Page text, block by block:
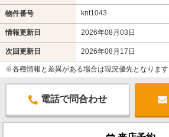
物件番号 knt1043
情報更新日 2026年08月03日
次回更新日 2026年08月17日
※各種情報と差異がある場合は現況優先となります
電話で問合わせ